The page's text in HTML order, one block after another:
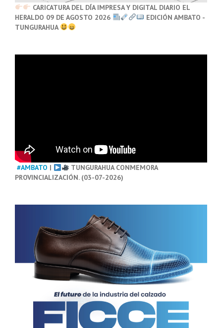
CARICATURA DEL DÍA IMPRESA Y DIGITAL DIARIO EL
HERALDO 09 DE AGOSTO 2026
EDICIÓN AMBATO -
TUNGURAHUA
#AMBATO |
TUNGURAHUA CONMEMORA
PROVINCIALIZACIÓN. (03-07-2026)